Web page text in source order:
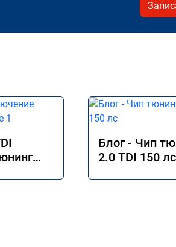
Блог - Чип
2.0 TDI 150 лс